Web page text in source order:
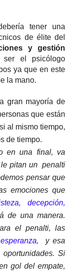
tener una
de élite del
y gestión
ser el psicólogo
ya que en este
la mano.
gran mayoría de
que están
al mismo tiempo,
de tiempo.
en una final, va
pitan un  penalti
pensar que
emociones que
decepción,
de una manera.
el penalti, las
y esa
Si
gol del empate,